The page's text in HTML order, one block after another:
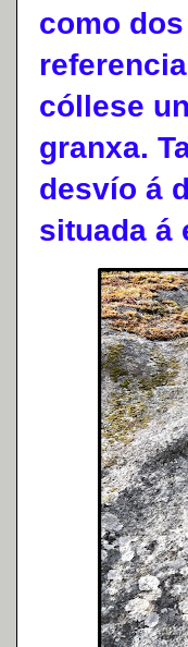
como
cóllese
granxa.
desvío á
situada á